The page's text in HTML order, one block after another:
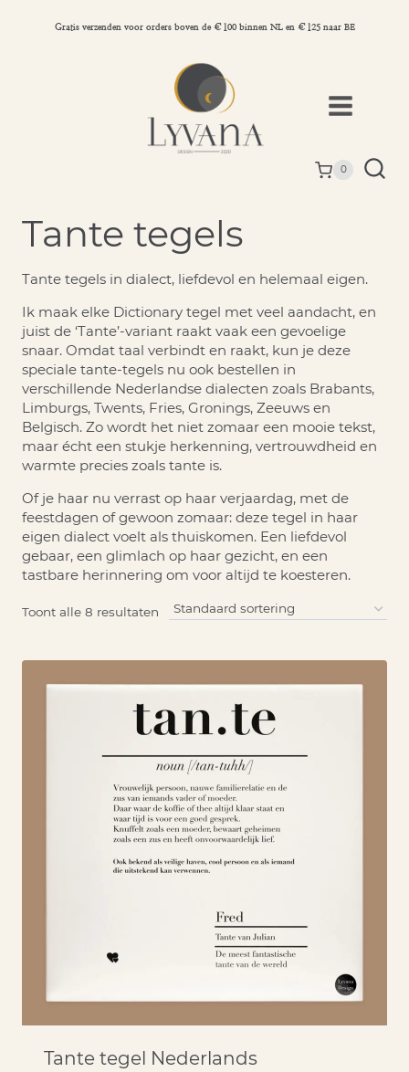
Gratis verzenden voor orders boven de €100 binnen NL en €125 naar BE
0
Tante tegels
Tante tegels in dialect, liefdevol en helemaal eigen.
Ik maak elke Dictionary tegel met veel aandacht, en
juist de ‘Tante’-variant raakt vaak een gevoelige
snaar. Omdat taal verbindt en raakt, kun je deze
speciale tante-tegels nu ook bestellen in
verschillende Nederlandse dialecten zoals Brabants,
Limburgs, Twents, Fries, Gronings, Zeeuws en
Belgisch. Zo wordt het niet zomaar een mooie tekst,
maar écht een stukje herkenning, vertrouwdheid en
warmte precies zoals tante is.
Of je haar nu verrast op haar verjaardag, met de
feestdagen of gewoon zomaar: deze tegel in haar
eigen dialect voelt als thuiskomen. Een liefdevol
gebaar, een glimlach op haar gezicht, en een
tastbare herinnering om voor altijd te koesteren.
Toont alle 8 resultaten
Tante tegel Nederlands